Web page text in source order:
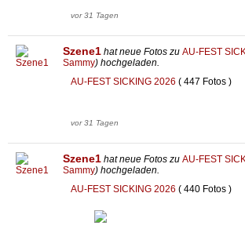
vor 31 Tagen
Szene1 hat neue Fotos zu AU-FEST
Sammy) hochgeladen.
AU-FEST SICKING 2026 ( 447 Fotos )
vor 31 Tagen
Szene1 hat neue Fotos zu AU-FEST
Sammy) hochgeladen.
AU-FEST SICKING 2026 ( 440 Fotos )